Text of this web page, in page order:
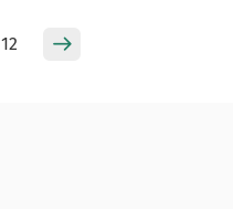
12